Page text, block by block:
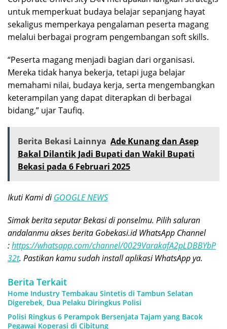
untuk memperkuat budaya belajar sepanjang hayat
sekaligus memperkaya pengalaman peserta magang
melalui berbagai program pengembangan soft skills.
“Peserta magang menjadi bagian dari organisasi.
Mereka tidak hanya bekerja, tetapi juga belajar
memahami nilai, budaya kerja, serta mengembangkan
keterampilan yang dapat diterapkan di berbagai
bidang,” ujar Taufiq.
Berita Bekasi Lainnya Ade Kunang dan Asep
Bakal Dilantik Jadi Bupati dan Wakil Bupati
Bekasi pada 6 Februari 2025
Ikuti Kami diGOOGLE NEWS
Simak berita seputar Bekasi di ponselmu. Pilih saluran
andalanmu akses berita Gobekasi.id WhatsApp Channel
:https://whatsapp.com/channel/0029VarakafA2pLDBBYbP
32t. Pastikan kamu sudah install aplikasi WhatsApp ya.
Berita Terkait
Home Industry Tembakau Sintetis di Tambun Selatan
Digerebek, Dua Pelaku Diringkus Polisi
Polisi Ringkus 6 Perampok Bersenjata Tajam yang Bacok
Pegawai Koperasi di Cibitung